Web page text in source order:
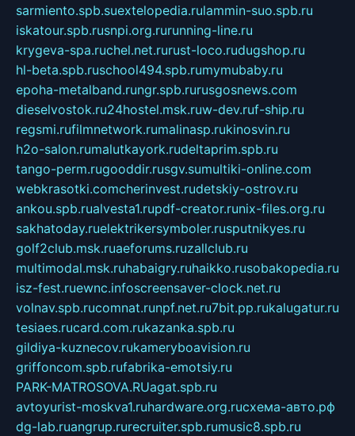
sarmiento.spb.suextelopedia.rulammin-suo.spb.ru
iskatour.spb.rusnpi.org.rurunning-line.ru
krygeva-spa.ruchel.net.rurust-loco.rudugshop.ru
hl-beta.spb.ruschool494.spb.rumymubaby.ru
epoha-metalband.rungr.spb.rurusgosnews.com
dieselvostok.ru24hostel.msk.ruw-dev.ruf-ship.ru
regsmi.rufilmnetwork.rumalinasp.rukinosvin.ru
h2o-salon.rumalutkayork.rudeltaprim.spb.ru
tango-perm.rugooddir.rusgv.sumultiki-online.com
webkrasotki.comcherinvest.rudetskiy-ostrov.ru
ankou.spb.rualvesta1.rupdf-creator.runix-files.org.ru
sakhatoday.ruelektrikersymboler.rusputnikyes.ru
golf2club.msk.ruaeforums.ruzallclub.ru
multimodal.msk.ruhabaigry.ruhaikko.rusobakopedia.ru
isz-fest.ruewnc.infoscreensaver-clock.net.ru
volnav.spb.rucomnat.runpf.net.ru7bit.pp.rukalugatur.ru
tesiaes.rucard.com.rukazanka.spb.ru
gildiya-kuznecov.rukameryboavision.ru
griffoncom.spb.rufabrika-emotsiy.ru
PARK-MATROSOVA.RUagat.spb.ru
avtoyurist-moskva1.ruhardware.org.ruсхема-авто.рф
dg-lab.ruangrup.rurecruiter.spb.rumusic8.spb.ru